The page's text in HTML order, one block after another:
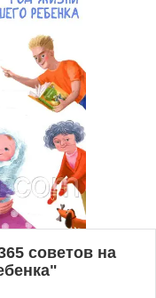
советов на